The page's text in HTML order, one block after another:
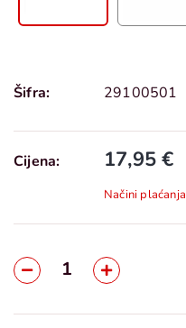
Šifra: 29100501
Cijena: 17,95 €
Načini plaćanja